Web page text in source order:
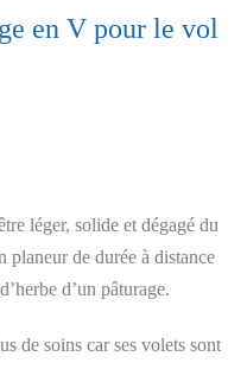
en V pour le vol
léger, solide et dégagé du
planeur de durée à distance
d’un pâturage.
de soins car ses volets sont